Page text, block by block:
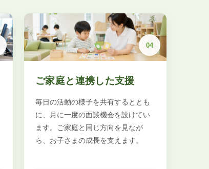
04
ご家庭と連携した支援
毎日の活動の様子を共有するととも
に、月に一度の面談機会を設けてい
ます。ご家庭と同じ方向を見なが
ら、お子さまの成長を支えます。